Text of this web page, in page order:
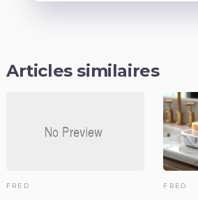
Articles similaires
FRED FRED